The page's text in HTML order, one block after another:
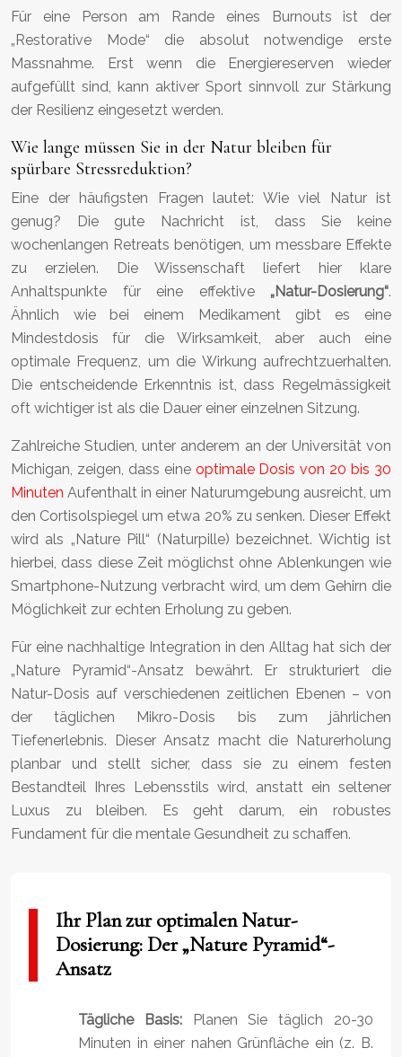
Für eine Person am Rande eines Burnouts ist der
„Restorative Mode“ die absolut notwendige erste
Massnahme. Erst wenn die Energiereserven wieder
aufgefüllt sind, kann aktiver Sport sinnvoll zur Stärkung
der Resilienz eingesetzt werden.
Wie lange müssen Sie in der Natur bleiben für
spürbare Stressreduktion?
Eine der häufigsten Fragen lautet: Wie viel Natur ist
genug? Die gute Nachricht ist, dass Sie keine
wochenlangen Retreats benötigen, um messbare Effekte
zu erzielen. Die Wissenschaft liefert hier klare
Anhaltspunkte für eine effektive „Natur-Dosierung“.
Ähnlich wie bei einem Medikament gibt es eine
Mindestdosis für die Wirksamkeit, aber auch eine
optimale Frequenz, um die Wirkung aufrechtzuerhalten.
Die entscheidende Erkenntnis ist, dass Regelmässigkeit
oft wichtiger ist als die Dauer einer einzelnen Sitzung.
Zahlreiche Studien, unter anderem an der Universität von
Michigan, zeigen, dass eine optimale Dosis von 20 bis 30
Minuten Aufenthalt in einer Naturumgebung ausreicht, um
den Cortisolspiegel um etwa 20% zu senken. Dieser Effekt
wird als „Nature Pill“ (Naturpille) bezeichnet. Wichtig ist
hierbei, dass diese Zeit möglichst ohne Ablenkungen wie
Smartphone-Nutzung verbracht wird, um dem Gehirn die
Möglichkeit zur echten Erholung zu geben.
Für eine nachhaltige Integration in den Alltag hat sich der
„Nature Pyramid“-Ansatz bewährt. Er strukturiert die
Natur-Dosis auf verschiedenen zeitlichen Ebenen – von
der täglichen Mikro-Dosis bis zum jährlichen
Tiefenerlebnis. Dieser Ansatz macht die Naturerholung
planbar und stellt sicher, dass sie zu einem festen
Bestandteil Ihres Lebensstils wird, anstatt ein seltener
Luxus zu bleiben. Es geht darum, ein robustes
Fundament für die mentale Gesundheit zu schaffen.
Ihr Plan zur optimalen Natur-
Dosierung: Der „Nature Pyramid“-
Ansatz
Tägliche Basis:Planen Sie täglich 20-30
Minuten in einer nahen Grünfläche ein (z. B.